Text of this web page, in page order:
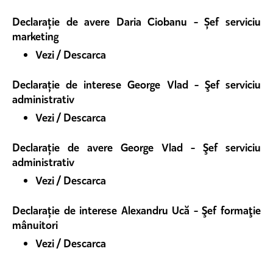
Declarație de avere Daria Ciobanu - Șef serviciu
marketing
Vezi / Descarca
Declarație de interese George Vlad - Şef serviciu
administrativ
Vezi / Descarca
Declarație de avere George Vlad - Şef serviciu
administrativ
Vezi / Descarca
Declarație de interese Alexandru Ucă - Şef formaţie
mânuitori
Vezi / Descarca